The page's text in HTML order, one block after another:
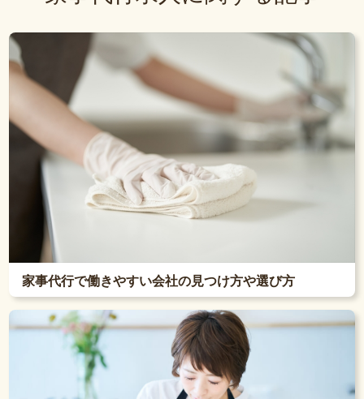
家事代行で働きやすい会社の見つけ方や選び方